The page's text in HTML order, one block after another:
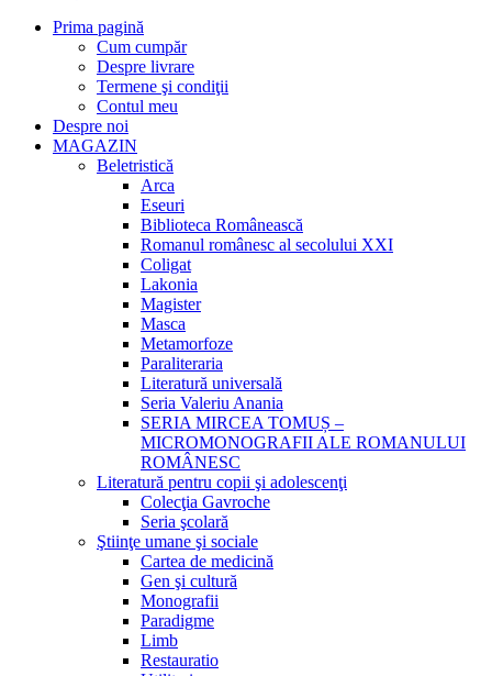
Prima pagină
Cum cumpăr
Despre livrare
Termene şi condiţii
Contul meu
Despre noi
MAGAZIN
Beletristică
Arca
Eseuri
Biblioteca Românească
Romanul românesc al secolului XXI
Coligat
Lakonia
Magister
Masca
Metamorfoze
Paraliteraria
Literatură universală
Seria Valeriu Anania
SERIA MIRCEA TOMUȘ –
MICROMONOGRAFII ALE ROMANULUI
ROMÂNESC
Literatură pentru copii şi adolescenţi
Colecţia Gavroche
Seria şcolară
Ştiinţe umane şi sociale
Cartea de medicină
Gen şi cultură
Monografii
Paradigme
Limb
Restauratio